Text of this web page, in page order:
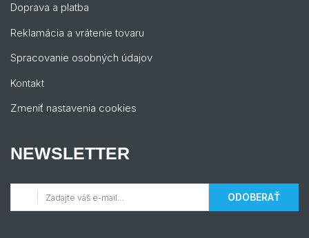
Doprava a platba
Reklamácia a vrátenie tovaru
Spracovanie osobných údajov
Kontakt
Zmeniť nastavenia cookies
NEWSLETTER
ODOBERAŤ